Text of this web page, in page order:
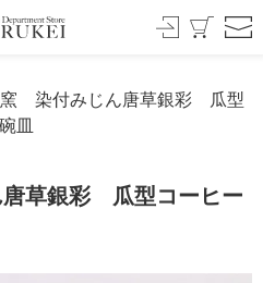
染付みじん唐草銀彩 瓜型
皿
草銀彩 瓜型コーヒー